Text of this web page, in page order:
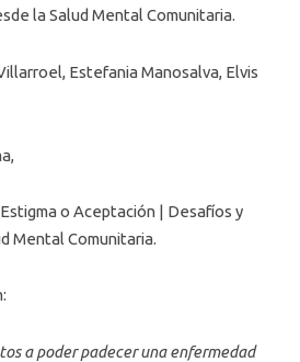
la Salud Mental Comunitaria.
Estefania Manosalva, Elvis
o Aceptación | Desafíos y
Mental Comunitaria.
a poder padecer una enfermedad